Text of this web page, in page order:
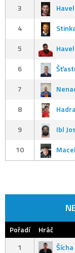
3
4
5
6
7
8
9
Ibl
10
Pořadí Hráč
1